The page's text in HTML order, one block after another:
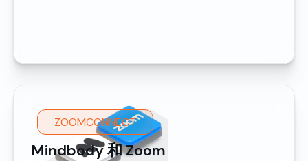
ZOOMCONNECT
Mindbody 和 Zoom